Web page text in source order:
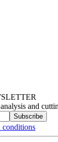
and
Subscribe
conditions